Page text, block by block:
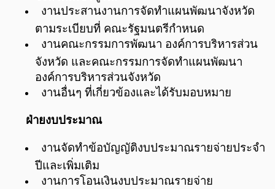
งานประสานงานการจัดทำแผนพัฒนาจังหวัด
ตามระเบียบที่ คณะรัฐมนตรีกำหนด
งานคณะกรรมการพัฒนา องค์การบริหารส่วน
จังหวัด และคณะกรรมการจัดทำแผนพัฒนา
องค์การบริหารส่วนจังหวัด
งานอื่นๆ ที่เกี่ยวข้องและได้รับมอบหมาย
ฝ่ายงบประมาณ
งานจัดทำข้อบัญญัติงบประมาณรายจ่ายประจำ
ปีและเพิ่มเติม
งานการโอนเงินงบประมาณรายจ่าย